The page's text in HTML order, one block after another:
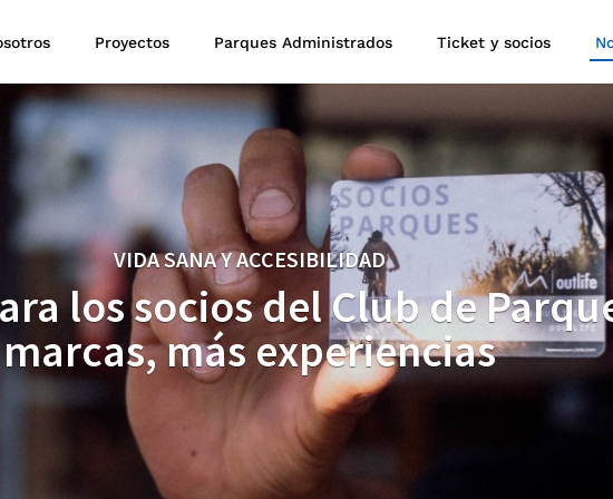
Proyectos Parques Administrados Ticket y socios
VIDA SANA Y ACCESIBILIDAD
los socios del Club de
marcas, más experiencias